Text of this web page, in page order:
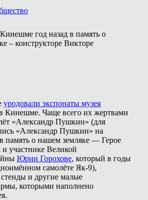
год назад в память о
– конструкторе Викторе
уродовали экспонаты музея
Кинешме. Чаще всего их жертвами
«Александр Пушкин» (для
«Александр Пушкин» на
память о нашем земляке — Герое
участнике Великой
Юрии Горохове, который в годы
самолёте Як-9),
и другие малые
которыми наполнено